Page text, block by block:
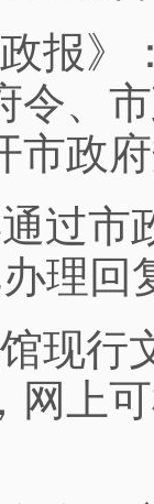
报》
令、
市政
过市
理回
行文
网上